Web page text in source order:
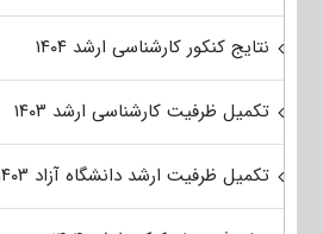
نتایج کنکور کارشناسی ارشد ۱۴۰۴
تکمیل ظرفیت کارشناسی ارشد ۱۴۰۳
تکمیل ظرفیت ارشد دانشگاه آزاد ۱۴۰۳